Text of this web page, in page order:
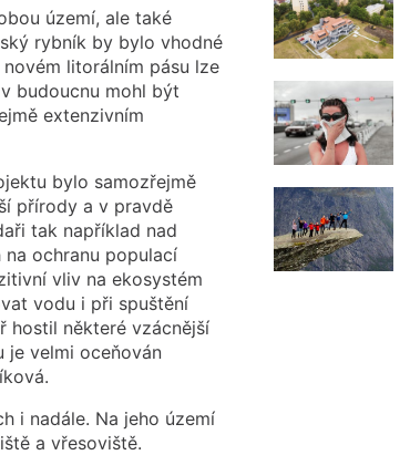
území, ale také
rybník by bylo vhodné
litorálním pásu lze
budoucnu mohl být
extenzivním
bylo samozřejmě
přírody a v pravdě
tak například nad
ochranu populací
vliv na ekosystém
vodu i při spuštění
hostil některé vzácnější
je velmi oceňován
i nadále. Na jeho území
a vřesoviště.